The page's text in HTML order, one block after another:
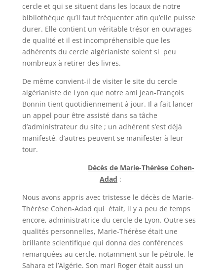
cercle et qui se situent dans les locaux de notre
bibliothèque qu’il faut fréquenter afin qu’elle puisse
durer. Elle contient un véritable trésor en ouvrages
de qualité et il est incompréhensible que les
adhérents du cercle algérianiste soient si peu
nombreux à retirer des livres.
De même convient-il de visiter le site du cercle
algérianiste de Lyon que notre ami Jean-François
Bonnin tient quotidiennement à jour. Il a fait lancer
un appel pour être assisté dans sa tâche
d’administrateur du site ; un adhérent s’est déjà
manifesté, d’autres peuvent se manifester à leur
tour.
Décès de Marie-Thérèse Cohen-
Adad :
Nous avons appris avec tristesse le décès de Marie-
Thérèse Cohen-Adad qui était, il y a peu de temps
encore, administratrice du cercle de Lyon. Outre ses
qualités personnelles, Marie-Thérèse était une
brillante scientifique qui donna des conférences
remarquées au cercle, notamment sur le pétrole, le
Sahara et l’Algérie. Son mari Roger était aussi un